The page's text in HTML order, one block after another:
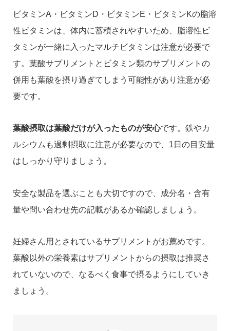
ビタミンA・ビタミンD・ビタミンE・ビタミンKの脂溶
性ビタミンは、体内に蓄積されやすいため、脂溶性ビ
タミンが一緒に入ったマルチビタミンは注意が必要で
す。葉酸サプリメントとビタミン類のサプリメントの
併用も葉酸を摂り過ぎてしまう可能性があり注意が必
要です。
葉酸摂取は葉酸だけが入ったものが安心です。鉄やカ
ルシウムも過剰摂取に注意が必要なので、1日の目安量
はしっかり守りましょう。
安全な製品を選ぶことも大切ですので、成分名・含有
量や問い合わせ先の記載があるか確認しましょう。
妊婦さん用とされているサプリメントがお薦めです。
葉酸以外の栄養素はサプリメントからの摂取は推奨さ
れていないので、なるべく食事で摂るようにしていき
ましょう。